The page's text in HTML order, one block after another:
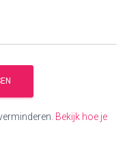
Bekijk hoe je